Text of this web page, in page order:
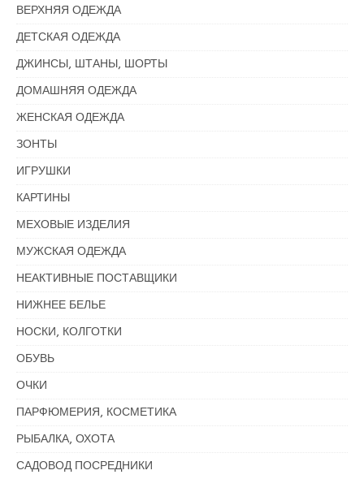
ВЕРХНЯЯ ОДЕЖДА
ДЕТСКАЯ ОДЕЖДА
ДЖИНСЫ, ШТАНЫ, ШОРТЫ
ДОМАШНЯЯ ОДЕЖДА
ЖЕНСКАЯ ОДЕЖДА
ЗОНТЫ
ИГРУШКИ
КАРТИНЫ
МЕХОВЫЕ ИЗДЕЛИЯ
МУЖСКАЯ ОДЕЖДА
НЕАКТИВНЫЕ ПОСТАВЩИКИ
НИЖНЕЕ БЕЛЬЕ
НОСКИ, КОЛГОТКИ
ОБУВЬ
ОЧКИ
ПАРФЮМЕРИЯ, КОСМЕТИКА
РЫБАЛКА, ОХОТА
САДОВОД ПОСРЕДНИКИ